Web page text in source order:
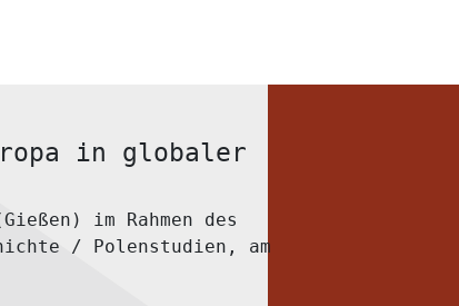
in globaler
im Rahmen des
/ Polenstudien, am